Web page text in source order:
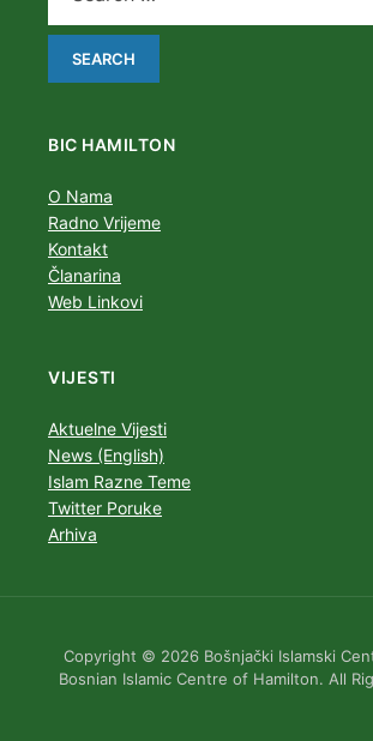
BIC HAMILTON
O Nama
Radno Vrijeme
Kontakt
Članarina
Web Linkovi
VIJESTI
Aktuelne Vijesti
News (English)
Islam Razne Teme
Twitter Poruke
Arhiva
Copyright © 2026 Bošnjački Islamski
Bosnian Islamic Centre of Hamilton. All